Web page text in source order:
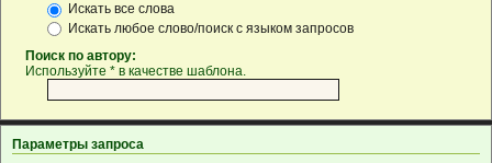
Искать все слова
Искать любое слово/поиск с языком запросов
Поиск по автору:
Используйте * в качестве шаблона.
Параметры запроса